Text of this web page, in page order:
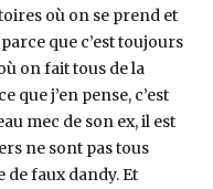
où on se prend et
que c’est toujours
on fait tous de la
que j’en pense, c’est
mec de son ex, il est
ne sont pas tous
de faux dandy. Et